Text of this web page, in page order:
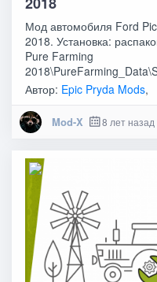
Мод автомобиля Ford
2018. Установка:
Pure Farming
и подключить его в
Автор: Epic Pryda Mods,
Mod-X 8 лет назад